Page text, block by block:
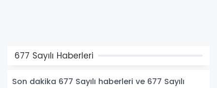
677 Sayılı Haberleri
Son dakika 677 Sayılı haberleri ve 677 Sayılı